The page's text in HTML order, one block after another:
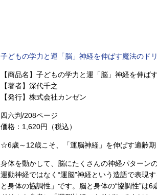
子どもの学力と運「脳」神経を伸ばす魔法のド
【商品名】子どもの学力と運「脳」神経を伸ば
【著者】深代千之
【発行】株式会社カンゼン
四六判/208ページ
価格：1,620円（税込）
☆6歳～12歳こそ、「運脳神経」を伸ばす適齢期
身体を動かして、脳にたくさんの神経パターン
運動神経ではなく“運脳”神経という造語で表現
と身体の協調性」です。脳と身体の“協調性”は